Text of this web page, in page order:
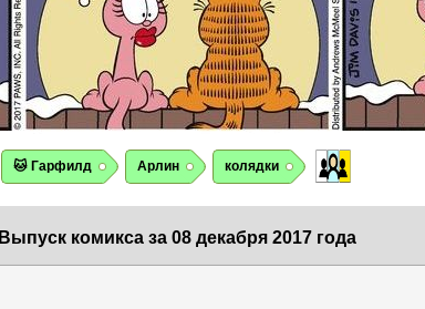
🐱 Гарфилд Арлин колядки
Выпуск комикса за 08 декабря 2017 года